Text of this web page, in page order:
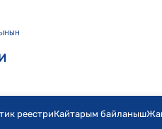
реестриКайтарым байланыш